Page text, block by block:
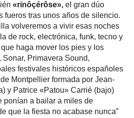
«rinôçérôse», el gran dúo
fueros tras unos años de silencio.
volveremos a vivir esas noches
de rock, electrónica, funk, tecno y
haga mover los pies y los
Primavera Sound,
festivales históricos españoles
Montpellier formada por Jean-
y Patrice «Patou» Carrié (bajo)
ponían a bailar a miles de
que la fiesta no acabase nunca”